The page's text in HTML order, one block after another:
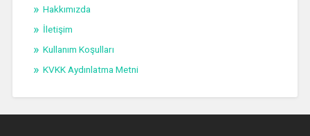
Hakkımızda
İletişim
Kullanım Koşulları
KVKK Aydınlatma Metni